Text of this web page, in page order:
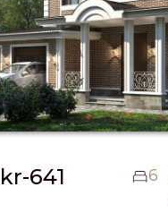
kr-641 6